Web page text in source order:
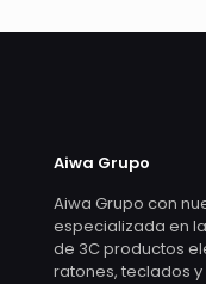
Aiwa Grupo
Aiwa Grupo con
especializada en
de 3C productos
ratones, teclados